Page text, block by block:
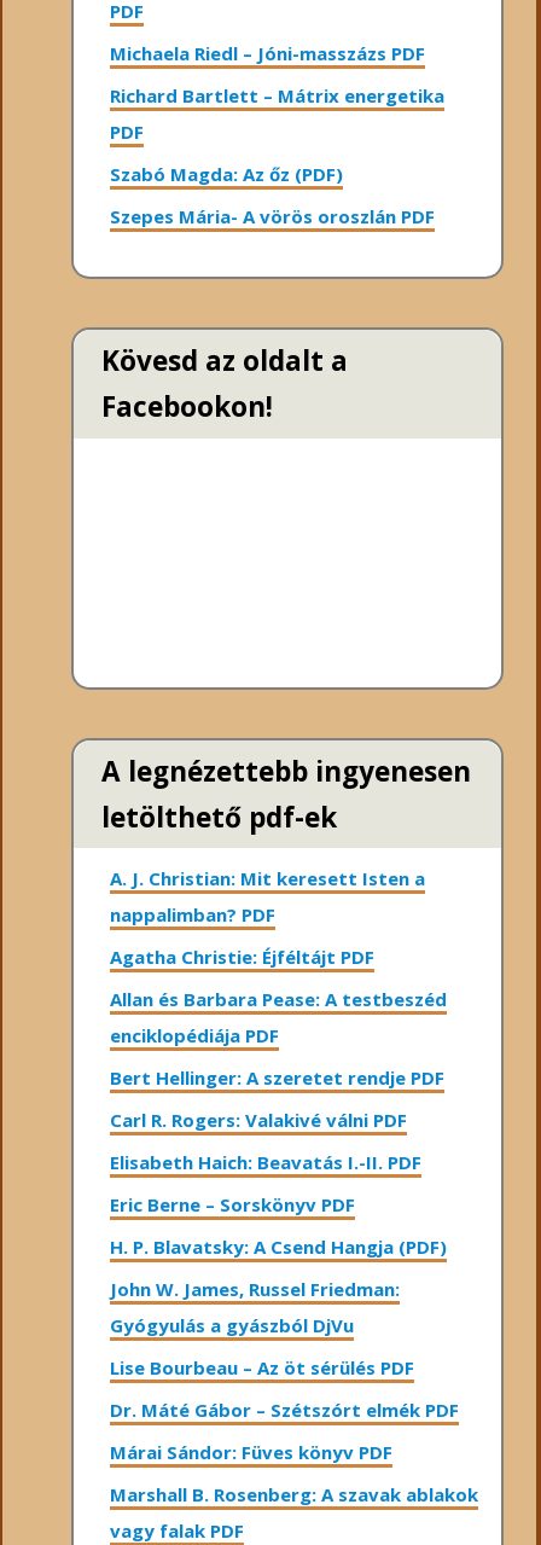
PDF
Michaela Riedl – Jóni-masszázs PDF
Richard Bartlett – Mátrix energetika
PDF
Szabó Magda: Az őz (PDF)
Szepes Mária- A vörös oroszlán PDF
Kövesd az oldalt a
Facebookon!
A legnézettebb ingyenesen
letölthető pdf-ek
A. J. Christian: Mit keresett Isten a
nappalimban? PDF
Agatha Christie: Éjféltájt PDF
Allan és Barbara Pease: A testbeszéd
enciklopédiája PDF
Bert Hellinger: A ​szeretet rendje PDF
Carl R. Rogers: Valakivé válni PDF
Elisabeth Haich: Beavatás I.-II. PDF
Eric Berne – Sorskönyv PDF
H. P. Blavatsky: A Csend Hangja (PDF)
John W. James, Russel Friedman:
Gyógyulás a gyászból DjVu
Lise Bourbeau – Az öt sérülés PDF
Dr. Máté Gábor – Szétszórt elmék PDF
Márai Sándor: Füves könyv PDF
Marshall B. Rosenberg: A szavak ablakok
vagy falak PDF